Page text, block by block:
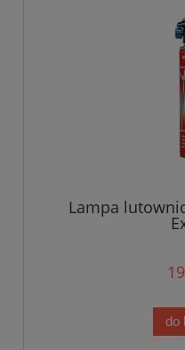
Lampa
do